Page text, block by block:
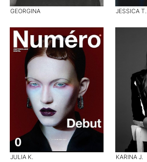
GEORGINA JESSICA T.
JULIA K. KARINA J.